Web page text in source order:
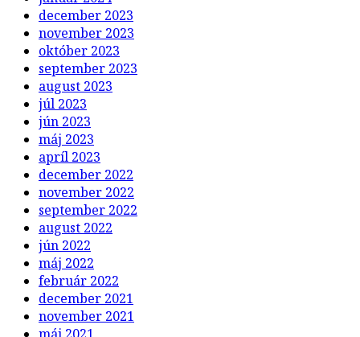
december 2023
november 2023
október 2023
september 2023
august 2023
júl 2023
jún 2023
máj 2023
apríl 2023
december 2022
november 2022
september 2022
august 2022
jún 2022
máj 2022
február 2022
december 2021
november 2021